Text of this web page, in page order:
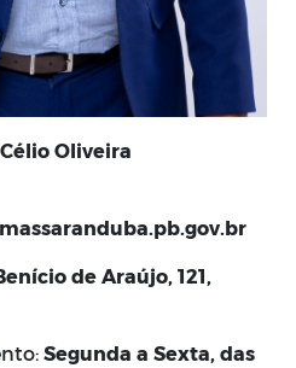
Oliveira
de Araújo, 121,
Segunda a Sexta, das